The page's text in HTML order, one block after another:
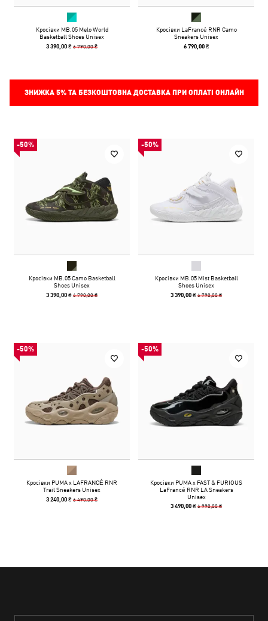
Кросівки MB.05 Melo World
Basketball Shoes Unisex
3 390,00 ₴6 790,00 ₴
Кросівки LaFrancé RNR Camo
Sneakers Unisex
6 790,00 ₴
ЗНИЖКА 5%ТА БЕЗКОШТОВНА ДОСТАВКА ПРИ ОПЛАТІ ОНЛАЙН
-50%
Кросівки MB.05 Camo Basketball
Shoes Unisex
3 390,00 ₴6 790,00 ₴
-50%
Кросівки MB.05 Mist Basketball
Shoes Unisex
3 390,00 ₴6 790,00 ₴
-50%
Кросівки PUMA x LAFRANCÉ RNR
Trail Sneakers Unisex
3 240,00 ₴6 490,00 ₴
-50%
Кросівки PUMA x FAST & FURIOUS
LaFrancé RNR LA Sneakers
Unisex
3 490,00 ₴6 990,00 ₴